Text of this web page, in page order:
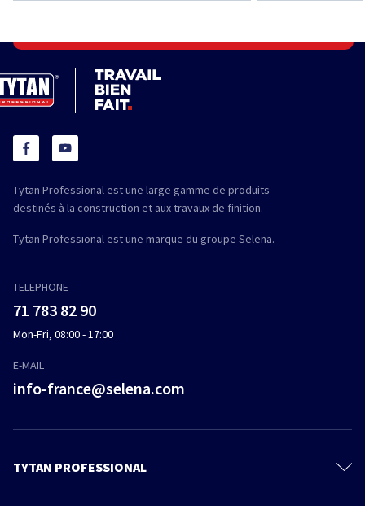
Tytan Professional est une large gamme de produits
destinés à la construction et aux travaux de finition.
Tytan Professional est une marque du groupe Selena.
TELEPHONE
71 783 82 90
Mon-Fri, 08:00 - 17:00
E-MAIL
info-france@selena.com
TYTAN PROFESSIONAL